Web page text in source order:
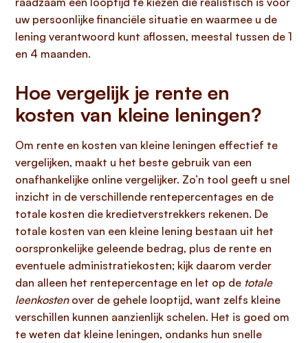
uw persoonlijke financiële situatie en waarmee u de
lening verantwoord kunt aflossen, meestal tussen de 1
en 4 maanden.
Hoe vergelijk je rente en
kosten van kleine leningen?
Om rente en kosten van kleine leningen effectief te
vergelijken, maakt u het beste gebruik van een
onafhankelijke online vergelijker. Zo’n tool geeft u snel
inzicht in de verschillende rentepercentages en de
totale kosten die kredietverstrekkers rekenen. De
totale kosten van een kleine lening bestaan uit het
oorspronkelijke geleende bedrag, plus de rente en
eventuele administratiekosten; kijk daarom verder
dan alleen het rentepercentage en let op de totale
leenkostenover de gehele looptijd, want zelfs kleine
verschillen kunnen aanzienlijk schelen. Het is goed om
te weten dat kleine leningen, ondanks hun snelle